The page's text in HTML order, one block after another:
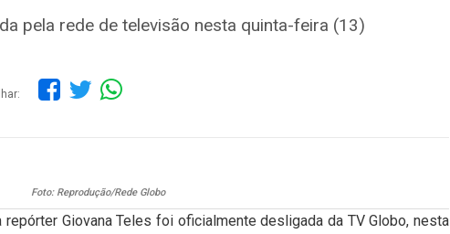
pela rede de televisão nesta quinta-feira (13)
Foto: Reprodução/Rede Globo
Giovana Teles foi oficialmente desligada da TV Globo, nesta